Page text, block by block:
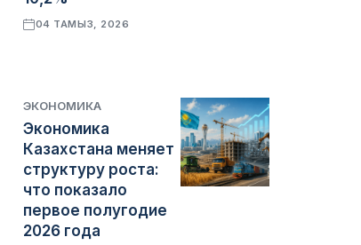
04 ТАМЫЗ, 2026
ЭКОНОМИКА
Экономика
Казахстана меняет
структуру роста:
что показало
первое полугодие
2026 года